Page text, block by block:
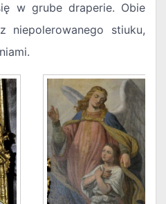
w grube draperie. Obie
niepolerowanego stiuku,